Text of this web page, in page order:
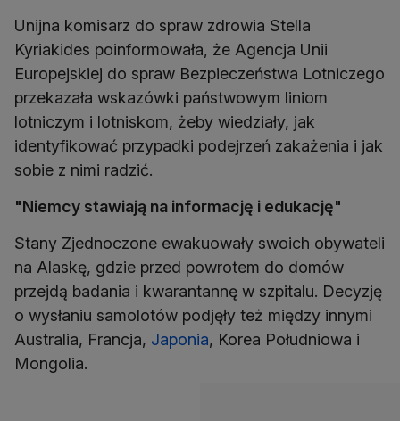
Unijna komisarz do spraw zdrowia Stella
Kyriakides poinformowała, że Agencja Unii
Europejskiej do spraw Bezpieczeństwa Lotniczego
przekazała wskazówki państwowym liniom
lotniczym i lotniskom, żeby wiedziały, jak
identyfikować przypadki podejrzeń zakażenia i jak
sobie z nimi radzić.
"Niemcy stawiają na informację i edukację"
Stany Zjednoczone ewakuowały swoich obywateli
na Alaskę, gdzie przed powrotem do domów
przejdą badania i kwarantannę w szpitalu. Decyzję
o wysłaniu samolotów podjęły też między innymi
Australia, Francja, Japonia, Korea Południowa i
Mongolia.